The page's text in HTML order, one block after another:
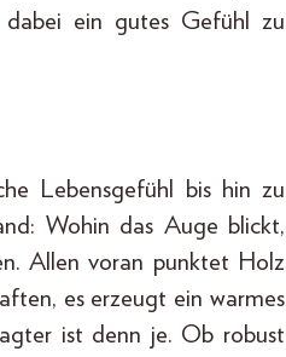
dabei ein gutes Gefühl zu
Lebensgefühl bis hin zu
Wohin das Auge blickt,
Allen voran punktet Holz
es erzeugt ein warmes
ist denn je. Ob robust